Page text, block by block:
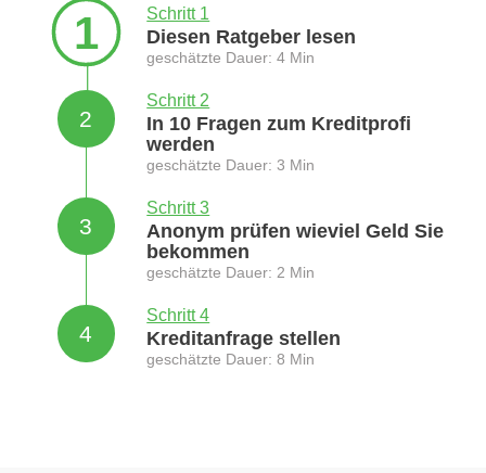
1 Schritt 1
Diesen Ratgeber lesen
geschätzte Dauer: 4 Min
2
Schritt 2
In 10 Fragen zum Kreditprofi
werden
geschätzte Dauer: 3 Min
3
Schritt 3
Anonym prüfen wieviel Geld Sie
bekommen
geschätzte Dauer: 2 Min
4
Schritt 4
Kreditanfrage stellen
geschätzte Dauer: 8 Min